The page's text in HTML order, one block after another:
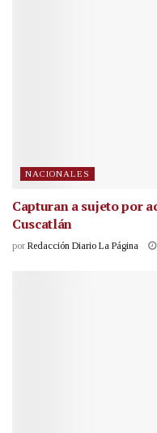
NACIONALES
Capturan a sujeto por
Cuscatlán
por Redacción Diario La Página